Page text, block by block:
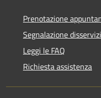
Prenotazione
Segnalazione
Leggi le FAQ
Richiesta assistenza